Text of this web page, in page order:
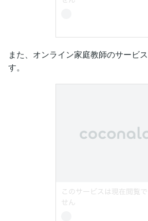
また、オンライン家庭教師のサービ
す。